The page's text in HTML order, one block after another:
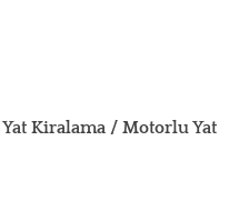
Kiralama / Motorlu Yat